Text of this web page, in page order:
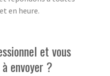
en heure.
et vous
envoyer ?